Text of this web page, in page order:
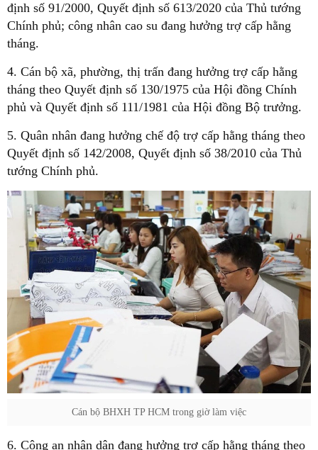
định số 91/2000, Quyết định số 613/2020 của Thủ tướng
Chính phủ; công nhân cao su đang hưởng trợ cấp hằng
tháng.
4. Cán bộ xã, phường, thị trấn đang hưởng trợ cấp hằng
tháng theo Quyết định số 130/1975 của Hội đồng Chính
phủ và Quyết định số 111/1981 của Hội đồng Bộ trưởng.
5. Quân nhân đang hưởng chế độ trợ cấp hằng tháng theo
Quyết định số 142/2008, Quyết định số 38/2010 của Thủ
tướng Chính phủ.
Cán bộ BHXH TP HCM trong giờ làm việc
6. Công an nhân dân đang hưởng trợ cấp hằng tháng theo